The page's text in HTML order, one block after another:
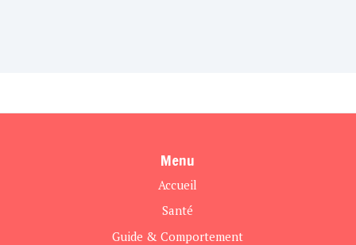
Menu
Accueil
Santé
Guide & Comportement